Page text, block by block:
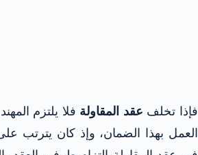
فإذا تخلف عقد المقاولة فلا يلتزم
العمل بهذا الضمان، وإذ كان يترتب